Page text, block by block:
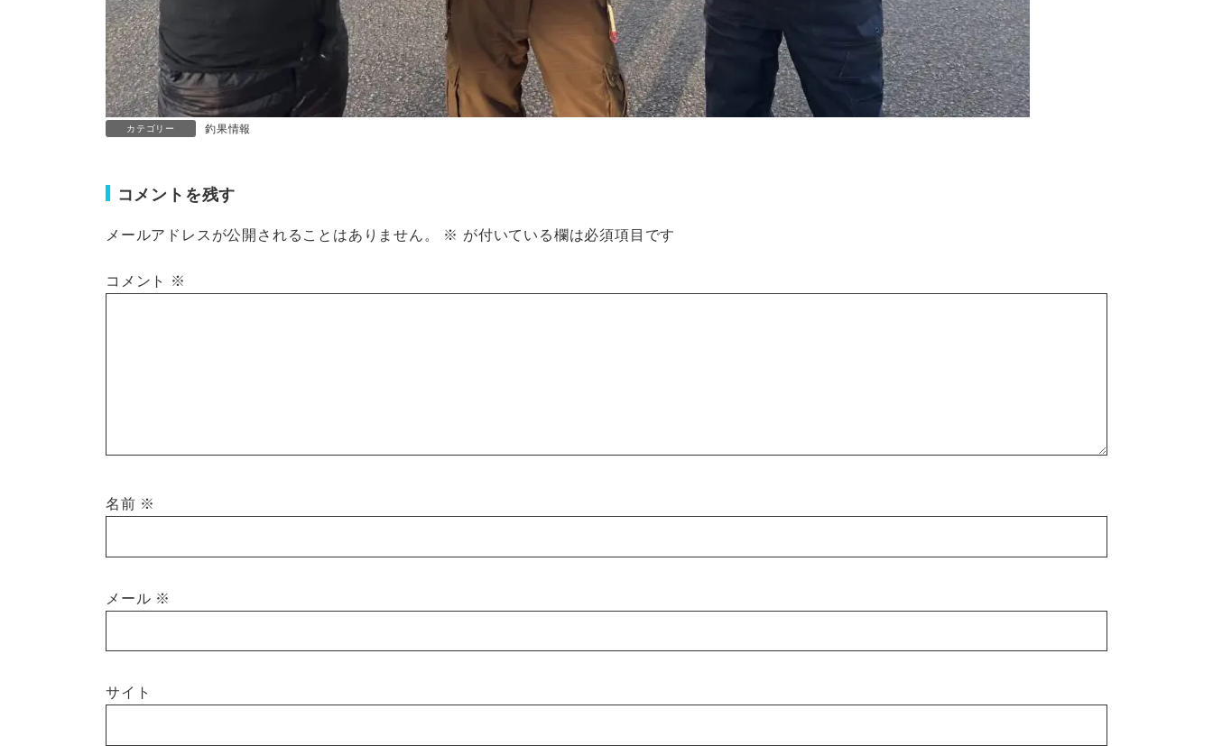
カテゴリー 釣果情報
コメントを残す
メールアドレスが公開されることはありません。 ※ が付いている欄は必須項目です
コメント ※
名前 ※
メール ※
サイト